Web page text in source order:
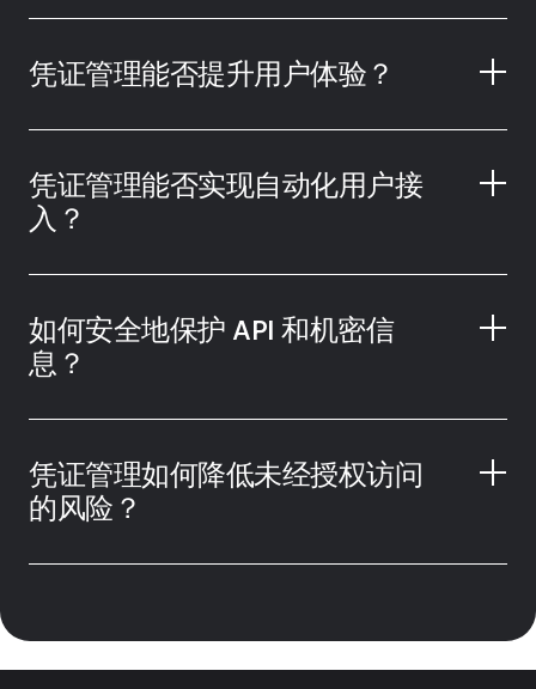
凭证管理能否提升用户体验？
凭证管理能否实现自动化用户接
入？
如何安全地保护 API 和机密信
息？
凭证管理如何降低未经授权访问
的风险？